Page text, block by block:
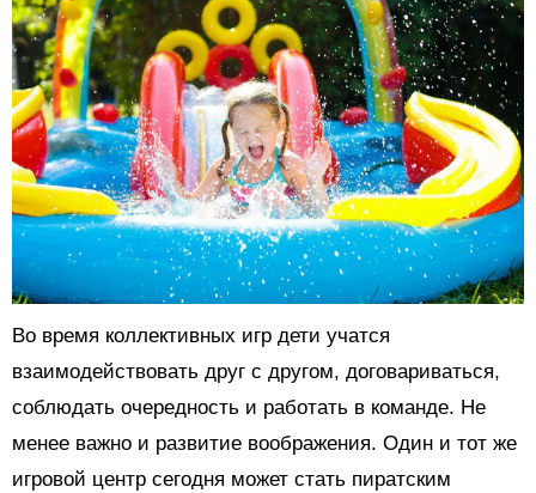
Во время коллективных игр дети учатся
взаимодействовать друг с другом, договариваться,
соблюдать очередность и работать в команде. Не
менее важно и развитие воображения. Один и тот же
игровой центр сегодня может стать пиратским